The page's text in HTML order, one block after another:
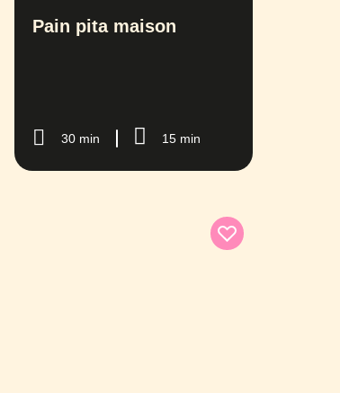
Pain pita maison
30 min 15 min